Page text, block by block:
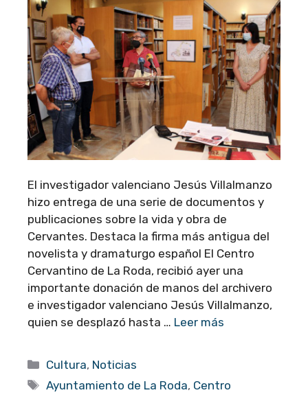
El investigador valenciano Jesús Villalmanzo
hizo entrega de una serie de documentos y
publicaciones sobre la vida y obra de
Cervantes. Destaca la firma más antigua del
novelista y dramaturgo español El Centro
Cervantino de La Roda, recibió ayer una
importante donación de manos del archivero
e investigador valenciano Jesús Villalmanzo,
quien se desplazó hasta … Leer más
Categorías
Cultura, Noticias
Etiquetas
Ayuntamiento de La Roda, Centro